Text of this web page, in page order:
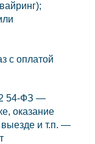
с оплатой
2 54-ФЗ —
оказание
и т.п. —